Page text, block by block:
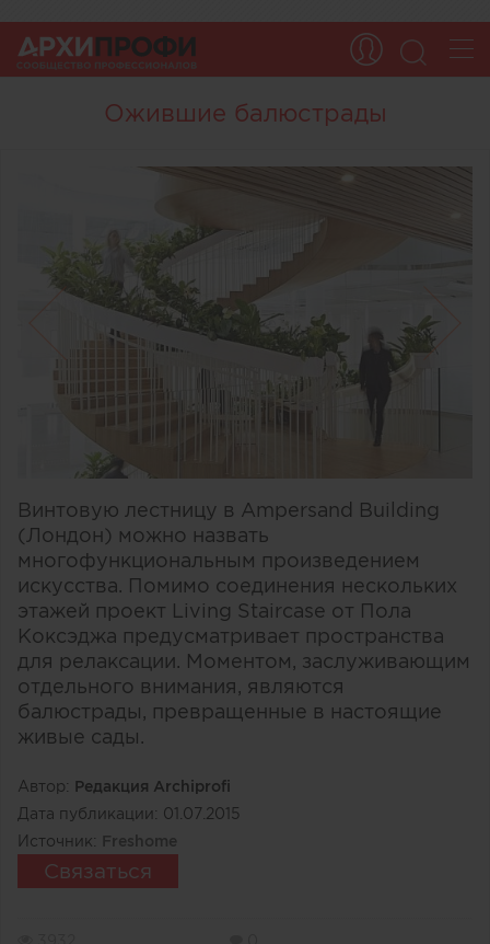
Ожившие балюстрады
Винтовую лестницу в Ampersand Building
(Лондон) можно назвать
многофункциональным произведением
искусства. Помимо соединения нескольких
этажей проект Living Staircase от Пола
Коксэджа предусматривает пространства
для релаксации. Моментом, заслуживающим
отдельного внимания, являются
балюстрады, превращенные в настоящие
живые сады.
Автор: Редакция Archiprofi
Дата публикации: 01.07.2015
Источник: Freshome
Связаться